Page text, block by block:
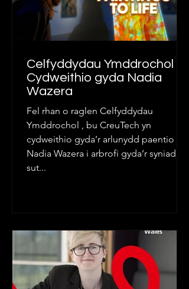
Celfyddydau Ymddrochol :
Cydweithio gyda Nadia
Wazera
Fel rhan o raglen Celfyddydau
Ymddrochol , bu CreuTech yn
cydweithio gyda’r arlunydd paentio
Nadia Wazera i arbrofi gyda’r syniad o
sut...